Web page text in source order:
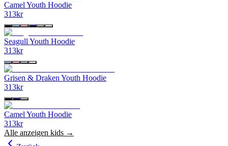
Camel Youth Hoodie
313kr
Seagull Youth Hoodie
313kr
Grisen & Draken Youth Hoodie
313kr
Camel Youth Hoodie
313kr
Alle anzeigen kids →